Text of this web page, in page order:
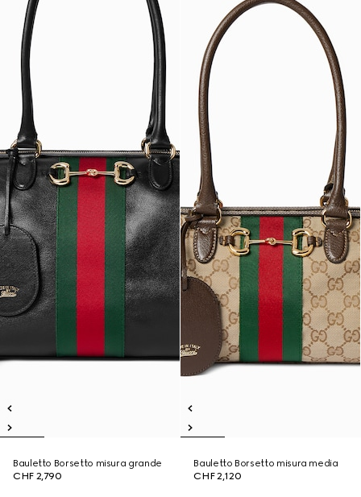
Bauletto Borsetto misura grande
CHF 2,790
Bauletto Borsetto misura media
CHF 2,120